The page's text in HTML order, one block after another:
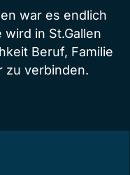
war es endlich
in St.Gallen
Beruf, Familie
zu verbinden.